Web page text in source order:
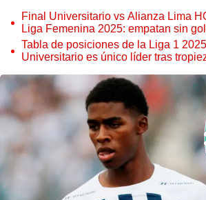
Final Universitario vs Alianza Lima
Liga Femenina 2025: empatan sin
Tabla de posiciones de la Liga 1
Universitario es único líder tras